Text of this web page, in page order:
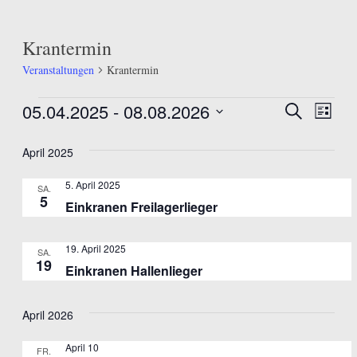
Krantermin
Veranstaltungen Krantermin
Veranstaltungen Suche Liste
05.04.2025 - 08.08.2026
wählen.
April 2025
SA.
5 Einkranen Freilagerlieger
5. April 2025
SA.
19 Einkranen Hallenlieger
19. April 2025
April 2026
FR. April 10